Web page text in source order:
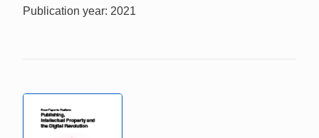
Publication year: 2021